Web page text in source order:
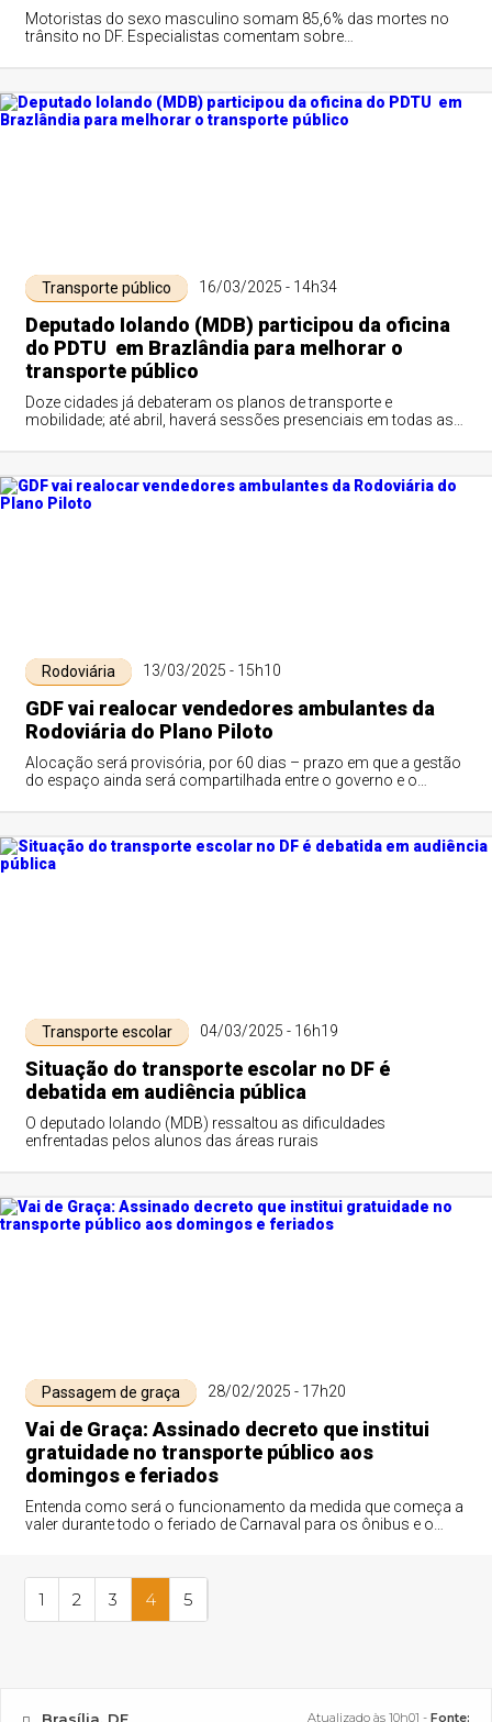
Motoristas do sexo masculino somam 85,6% das mortes no
trânsito no DF. Especialistas comentam sobre
Transporte público 16/03/2025 - 14h34
Deputado Iolando (MDB) participou da oficina
do PDTU em Brazlândia para melhorar o
transporte público
Doze cidades já debateram os planos de transporte e
mobilidade; até abril, haverá sessões presenciais em todas as
Rodoviária 13/03/2025 - 15h10
GDF vai realocar vendedores ambulantes da
Rodoviária do Plano Piloto
Alocação será provisória, por 60 dias – prazo em que a gestão
do espaço ainda será compartilhada entre o governo e o
Transporte escolar 04/03/2025 - 16h19
Situação do transporte escolar no DF é
debatida em audiência pública
O deputado Iolando (MDB) ressaltou as dificuldades
enfrentadas pelos alunos das áreas rurais
Passagem de graça 28/02/2025 - 17h20
Vai de Graça: Assinado decreto que institui
gratuidade no transporte público aos
domingos e feriados
Entenda como será o funcionamento da medida que começa a
valer durante todo o feriado de Carnaval para os ônibus e o
1 2 3 4 5
Atualizado às 10h01 - Fonte: